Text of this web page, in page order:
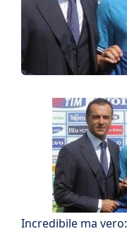
Incredibile ma vero: